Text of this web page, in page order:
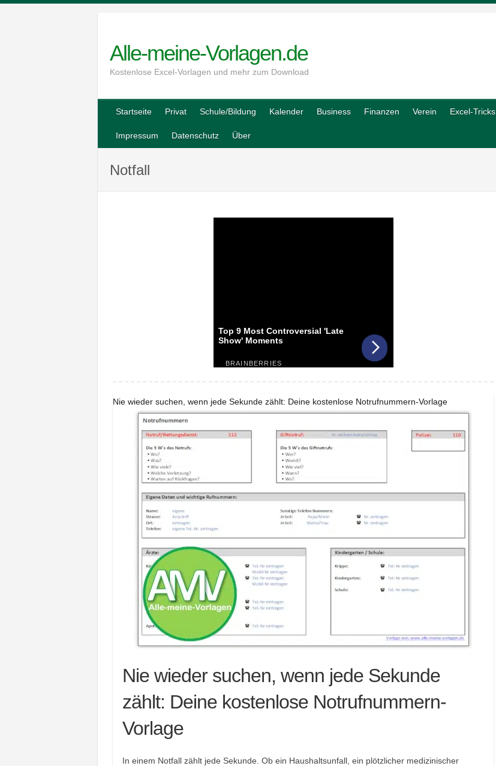
Alle-meine-Vorlagen.de
Kostenlose Excel-Vorlagen und mehr zum Download
Startseite Privat Schule/Bildung Kalender Business Finanzen Verein Excel-Tricks
Impressum Datenschutz Über
Notfall
Nie wieder suchen, wenn jede Sekunde zählt: Deine kostenlose Notrufnummern-Vorlage
Nie wieder suchen, wenn jede Sekunde
zählt: Deine kostenlose Notrufnummern-
Vorlage
In einem Notfall zählt jede Sekunde. Ob ein Haushaltsunfall, ein plötzlicher medizinischer